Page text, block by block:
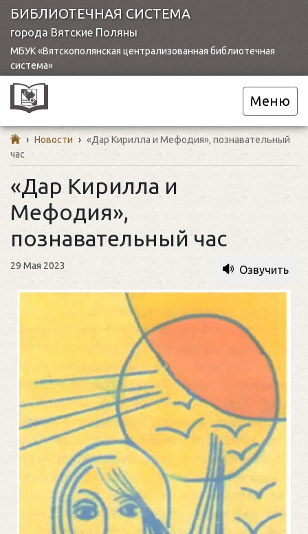
БИБЛИОТЕЧНАЯ СИСТЕМА
города Вятские Поляны
МБУК «Вятскополянская централизованная библиотечная
система»
Меню
› Новости › «Дар Кирилла и Мефодия», познавательный
час
«Дар Кирилла и
Мефодия»,
познавательный час
29 Мая 2023 Озвучить